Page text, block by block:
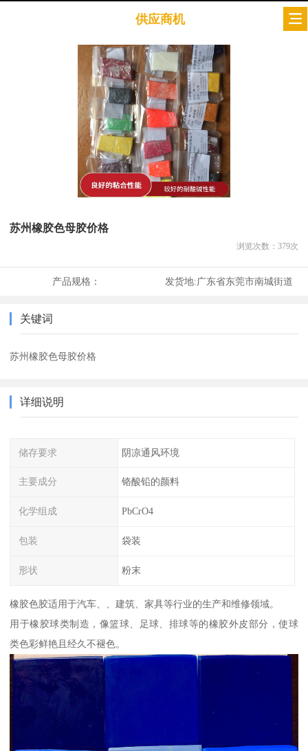
供应商机
苏州橡胶色母胶价格
浏览次数： 379次
产品规格： 发货地:广东省东莞市南城街道
关键词
苏州橡胶色母胶价格
详细说明
储存要求 阴凉通风环境
主要成分 铬酸铅的颜料
化学组成 PbCrO4
包装 袋装
形状 粉末
橡胶色胶适用于汽车、、建筑、家具等行业的生产和维修领域。
用于橡胶球类制造，像篮球、足球、排球等的橡胶外皮部分，使球
类色彩鲜艳且经久不褪色。